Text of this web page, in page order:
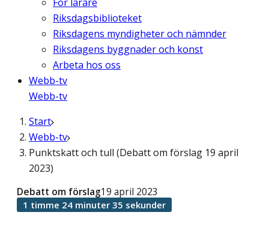
Riksdagsbiblioteket
Riksdagens myndigheter och nämnder
Riksdagens byggnader och konst
Arbeta hos oss
Webb-tv
Webb-tv
Start
Webb-tv
Punktskatt och tull (Debatt om förslag 19 april
2023)
Debatt om förslag19 april 2023
1 timme 24 minuter 35 sekunder